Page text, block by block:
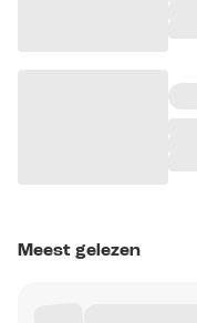
Meest gelezen